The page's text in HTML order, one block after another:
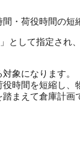
・荷役時間の短
として指定され
象になります。
時間を短縮し
まえて倉庫計画